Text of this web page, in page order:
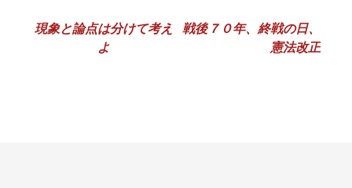
投
現象と論点は分けて考え
よ
戦後７０年、終戦の日、
憲法改正